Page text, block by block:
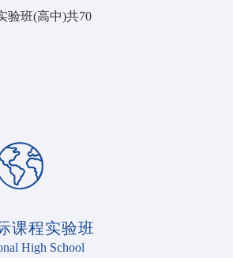
验班(高中)共70
课程实验班
High School